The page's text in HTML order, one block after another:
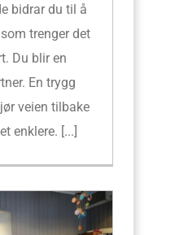
bidrar du til å
trenger det
Du blir en
En trygg
veien tilbake
enklere. [...]